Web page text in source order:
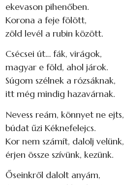
ekevason pihenőben.
Korona a feje fölött,
zöld levél a rubin között.
Csécsei út… fák, virágok,
magyar e föld, ahol járok.
Súgom szélnek a rózsáknak,
itt még mindig hazavárnak.
Nevess reám, könnyet ne ejts,
búdat űzi Kéknefelejcs.
Kor nem számít, dalolj velünk,
érjen össze szívünk, kezünk.
Őseinkről dalolt anyám,